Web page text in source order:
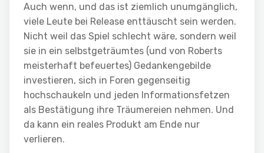
Auch wenn, und das ist ziemlich unumgänglich,
viele Leute bei Release enttäuscht sein werden.
Nicht weil das Spiel schlecht wäre, sondern weil
sie in ein selbstgeträumtes (und von Roberts
meisterhaft befeuertes) Gedankengebilde
investieren, sich in Foren gegenseitig
hochschaukeln und jeden Informationsfetzen
als Bestätigung ihre Träumereien nehmen. Und
da kann ein reales Produkt am Ende nur
verlieren.